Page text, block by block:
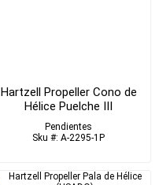
Hartzell Propeller Cono de
Hélice Puelche III
Pendientes
Sku #: A-2295-1P